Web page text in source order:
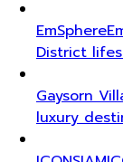
EmSphere
District
Gaysorn
luxury